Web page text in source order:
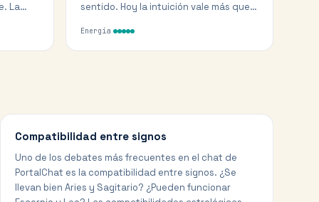
La
sentido. Hoy la intuición vale más que
Energía
Compatibilidad entre signos
Uno de los debates más frecuentes en el chat de
PortalChat es la compatibilidad entre signos. ¿Se
llevan bien Aries y Sagitario? ¿Pueden funcionar